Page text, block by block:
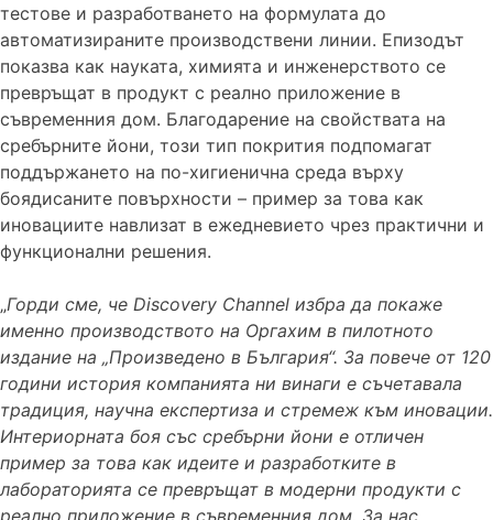
тестове и разработването на формулата до
автоматизираните производствени линии. Епизодът
показва как науката, химията и инженерството се
превръщат в продукт с реално приложение в
съвременния дом. Благодарение на свойствата на
сребърните йони, този тип покрития подпомагат
поддържането на по-хигиенична среда върху
боядисаните повърхности – пример за това как
иновациите навлизат в ежедневието чрез практични и
функционални решения.
„Горди сме, че Discovery Channel избра да покаже
именно производството на Оргахим в пилотното
издание на „Произведено в България“. За повече от 120
години история компанията ни винаги е съчетавала
традиция, научна експертиза и стремеж към иновации.
Интериорната боя със сребърни йони е отличен
пример за това как идеите и разработките в
лабораторията се превръщат в модерни продукти с
реално приложение в съвременния дом. За нас